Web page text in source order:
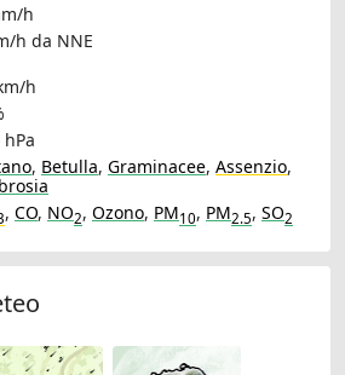
h
h da NNE
h
, Betulla, Graminacee, Assenzio,
, CO, NO2, Ozono, PM10, PM2.5, SO2